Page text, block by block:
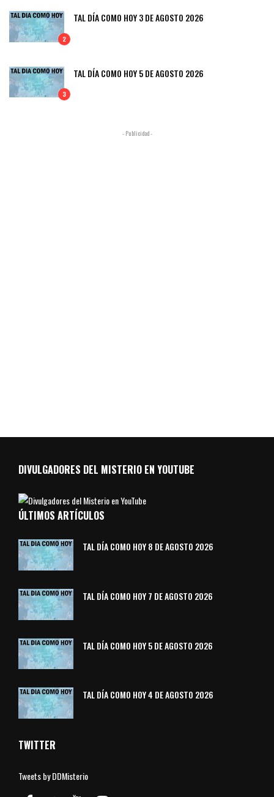
2
TAL DÍA COMO HOY 3 DE AGOSTO 2026
3
TAL DÍA COMO HOY 5 DE AGOSTO 2026
- Publicidad -
DIVULGADORES DEL MISTERIO EN YOUTUBE
ÚLTIMOS ARTÍCULOS
TAL DÍA COMO HOY 8 DE AGOSTO 2026
TAL DÍA COMO HOY 7 DE AGOSTO 2026
TAL DÍA COMO HOY 5 DE AGOSTO 2026
TAL DÍA COMO HOY 4 DE AGOSTO 2026
TWITTER
Tweets by DDMisterio